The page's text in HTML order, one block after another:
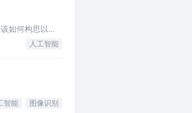
如何构思以及
人工智能
智能 图像识别